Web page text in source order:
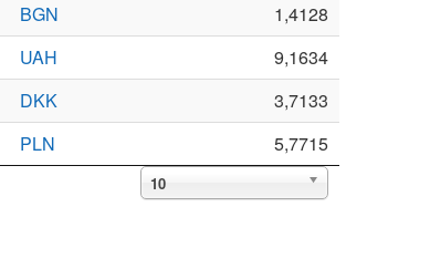
BGN
1,4128
UAH
9,1634
DKK
3,7133
PLN 5,7715
10